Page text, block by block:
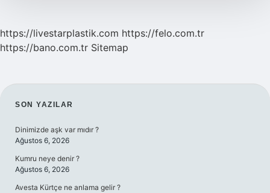
https://livestarplastik.com https://felo.com.tr
https://bano.com.tr Sitemap
SIDEBAR
SON YAZILAR
Dinimizde aşk var mıdır ?
Ağustos 6, 2026
Kumru neye denir ?
Ağustos 6, 2026
Avesta Kürtçe ne anlama gelir ?